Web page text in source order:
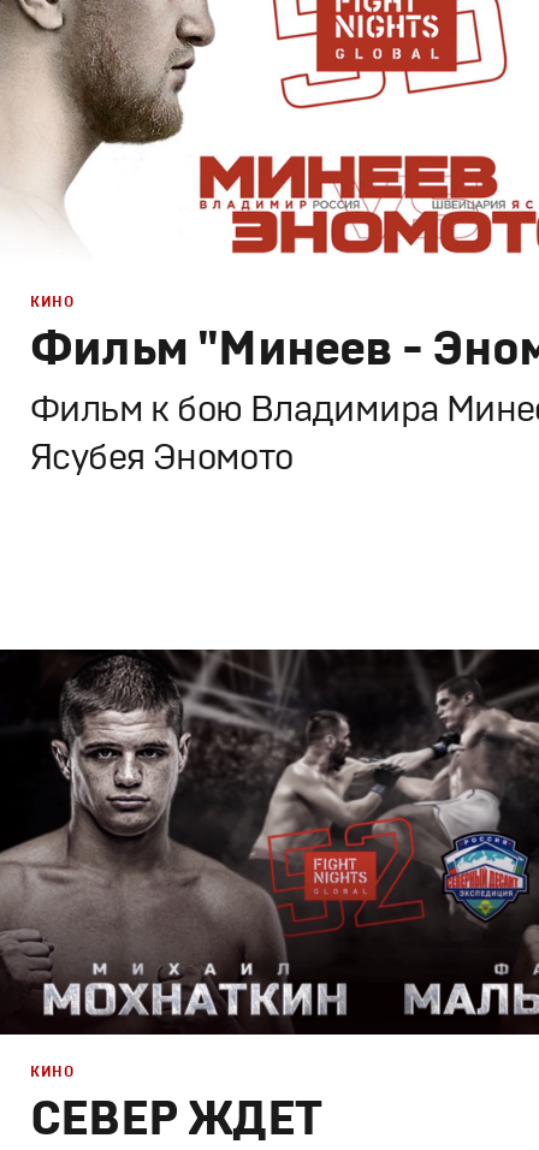
Фильм "Минеев -
Фильм к бою Владимира
Ясубея Эномото
Брендинг,ТВ-Шоу ,Кино
Спортивный брендинг,Промо, Cпортивное
КИНО
СЕВЕР ЖДЕТ
КИНО